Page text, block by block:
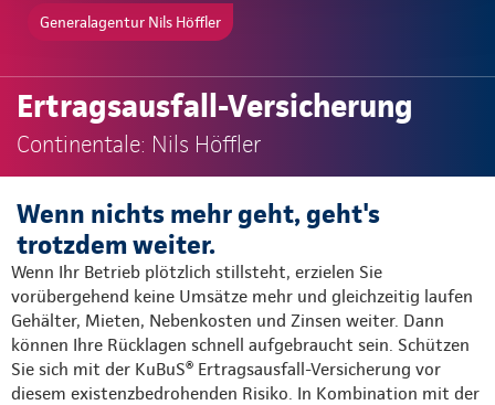
Generalagentur Nils Höffler
Ertragsausfall-Versicherung
Continentale: Nils Höffler
Wenn nichts mehr geht, geht's
trotzdem weiter.
Wenn Ihr Betrieb plötzlich stillsteht, erzielen Sie
vorübergehend keine Umsätze mehr und gleichzeitig laufen
Gehälter, Mieten, Nebenkosten und Zinsen weiter. Dann
können Ihre Rücklagen schnell aufgebraucht sein. Schützen
Sie sich mit der KuBuS® Ertragsausfall-Versicherung vor
diesem existenzbedrohenden Risiko. In Kombination mit der